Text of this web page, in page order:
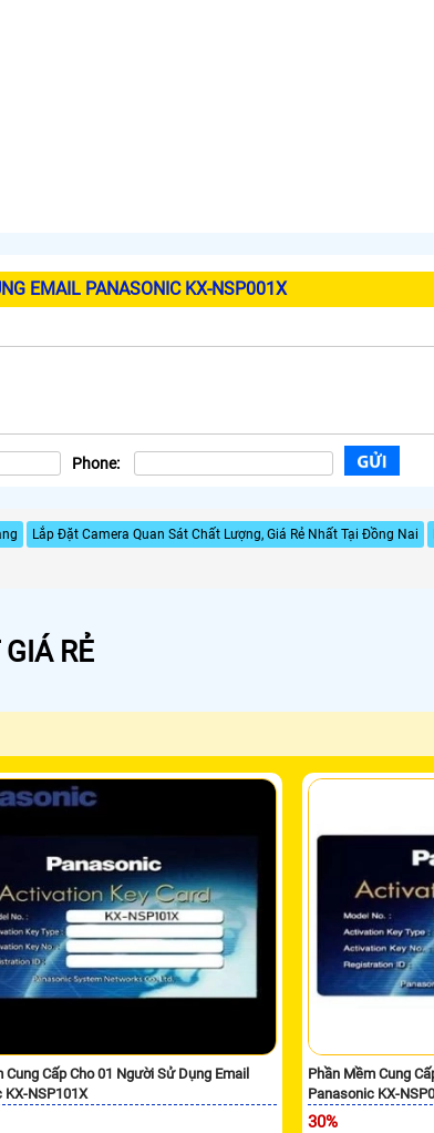
EMAIL PANASONIC KX-NSP001X
Phone:
Lắp Đặt Camera Quan Sát Chất Lượng, Giá Rẻ Nhất Tại Đồng Nai
RẺ
Cung Cấp Cho 01 Người Sử Dụng Email
KX-NSP101X
Phần Mềm Cung
Panasonic KX-
30%